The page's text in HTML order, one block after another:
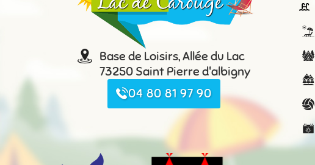
Base de Loisirs, Allée du Lac
73250 Saint Pierre d'albigny
04 80 81 97 90